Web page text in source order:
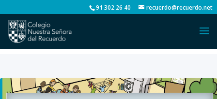
91 302 26 40 recuerdo@recuerdo.net